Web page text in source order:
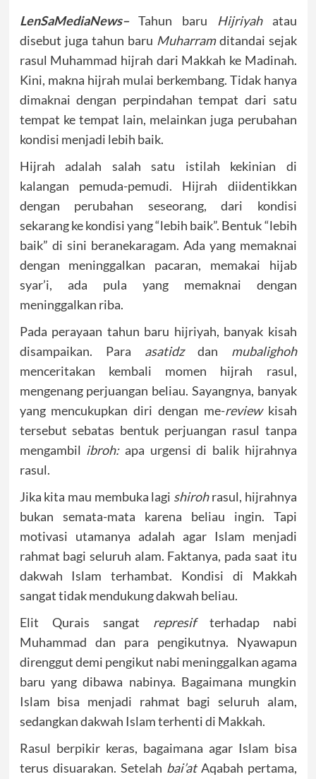
LenSaMediaNews–Tahun baru Hijriyahatau
disebut juga tahun baru Muharramditandai sejak
rasul Muhammad hijrah dari Makkah ke Madinah.
Kini, makna hijrah mulai berkembang. Tidak hanya
dimaknai dengan perpindahan tempat dari satu
tempat ke tempat lain, melainkan juga perubahan
kondisi menjadi lebih baik.
Hijrah adalah salah satu istilah kekinian di
kalangan pemuda-pemudi. Hijrah diidentikkan
dengan perubahan seseorang, dari kondisi
sekarang ke kondisi yang “lebih baik”. Bentuk “lebih
baik” di sini beranekaragam. Ada yang memaknai
dengan meninggalkan pacaran, memakai hijab
syar’i, ada pula yang memaknai dengan
meninggalkan riba.
Pada perayaan tahun baru hijriyah, banyak kisah
disampaikan. Para asatidzdan mubalighoh
menceritakan kembali momen hijrah rasul,
mengenang perjuangan beliau. Sayangnya, banyak
yang mencukupkan diri dengan me-reviewkisah
tersebut sebatas bentuk perjuangan rasul tanpa
mengambil ibroh:apa urgensi di balik hijrahnya
rasul.
Jika kita mau membuka lagi shirohrasul, hijrahnya
bukan semata-mata karena beliau ingin. Tapi
motivasi utamanya adalah agar Islam menjadi
rahmat bagi seluruh alam. Faktanya, pada saat itu
dakwah Islam terhambat. Kondisi di Makkah
sangat tidak mendukung dakwah beliau.
Elit Qurais sangat represifterhadap nabi
Muhammad dan para pengikutnya. Nyawapun
direnggut demi pengikut nabi meninggalkan agama
baru yang dibawa nabinya. Bagaimana mungkin
Islam bisa menjadi rahmat bagi seluruh alam,
sedangkan dakwah Islam terhenti di Makkah.
Rasul berpikir keras, bagaimana agar Islam bisa
terus disuarakan. Setelah bai’atAqabah pertama,